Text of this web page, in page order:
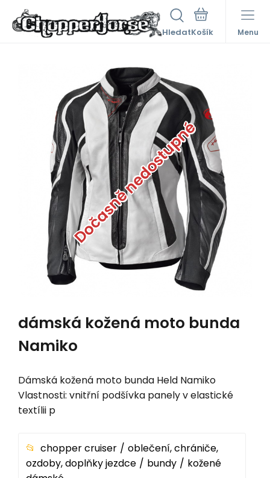
Hledat Menu
Dočasně nedostupné
dámská kožená moto bunda
Namiko
Dámská kožená moto bunda Held Namiko
Vlastnosti: vnitřní podšívka panely v elastické
textílii p
chopper cruiser
oblečení, chrániče,
ozdoby, doplňky jezdce
bundy
kožené